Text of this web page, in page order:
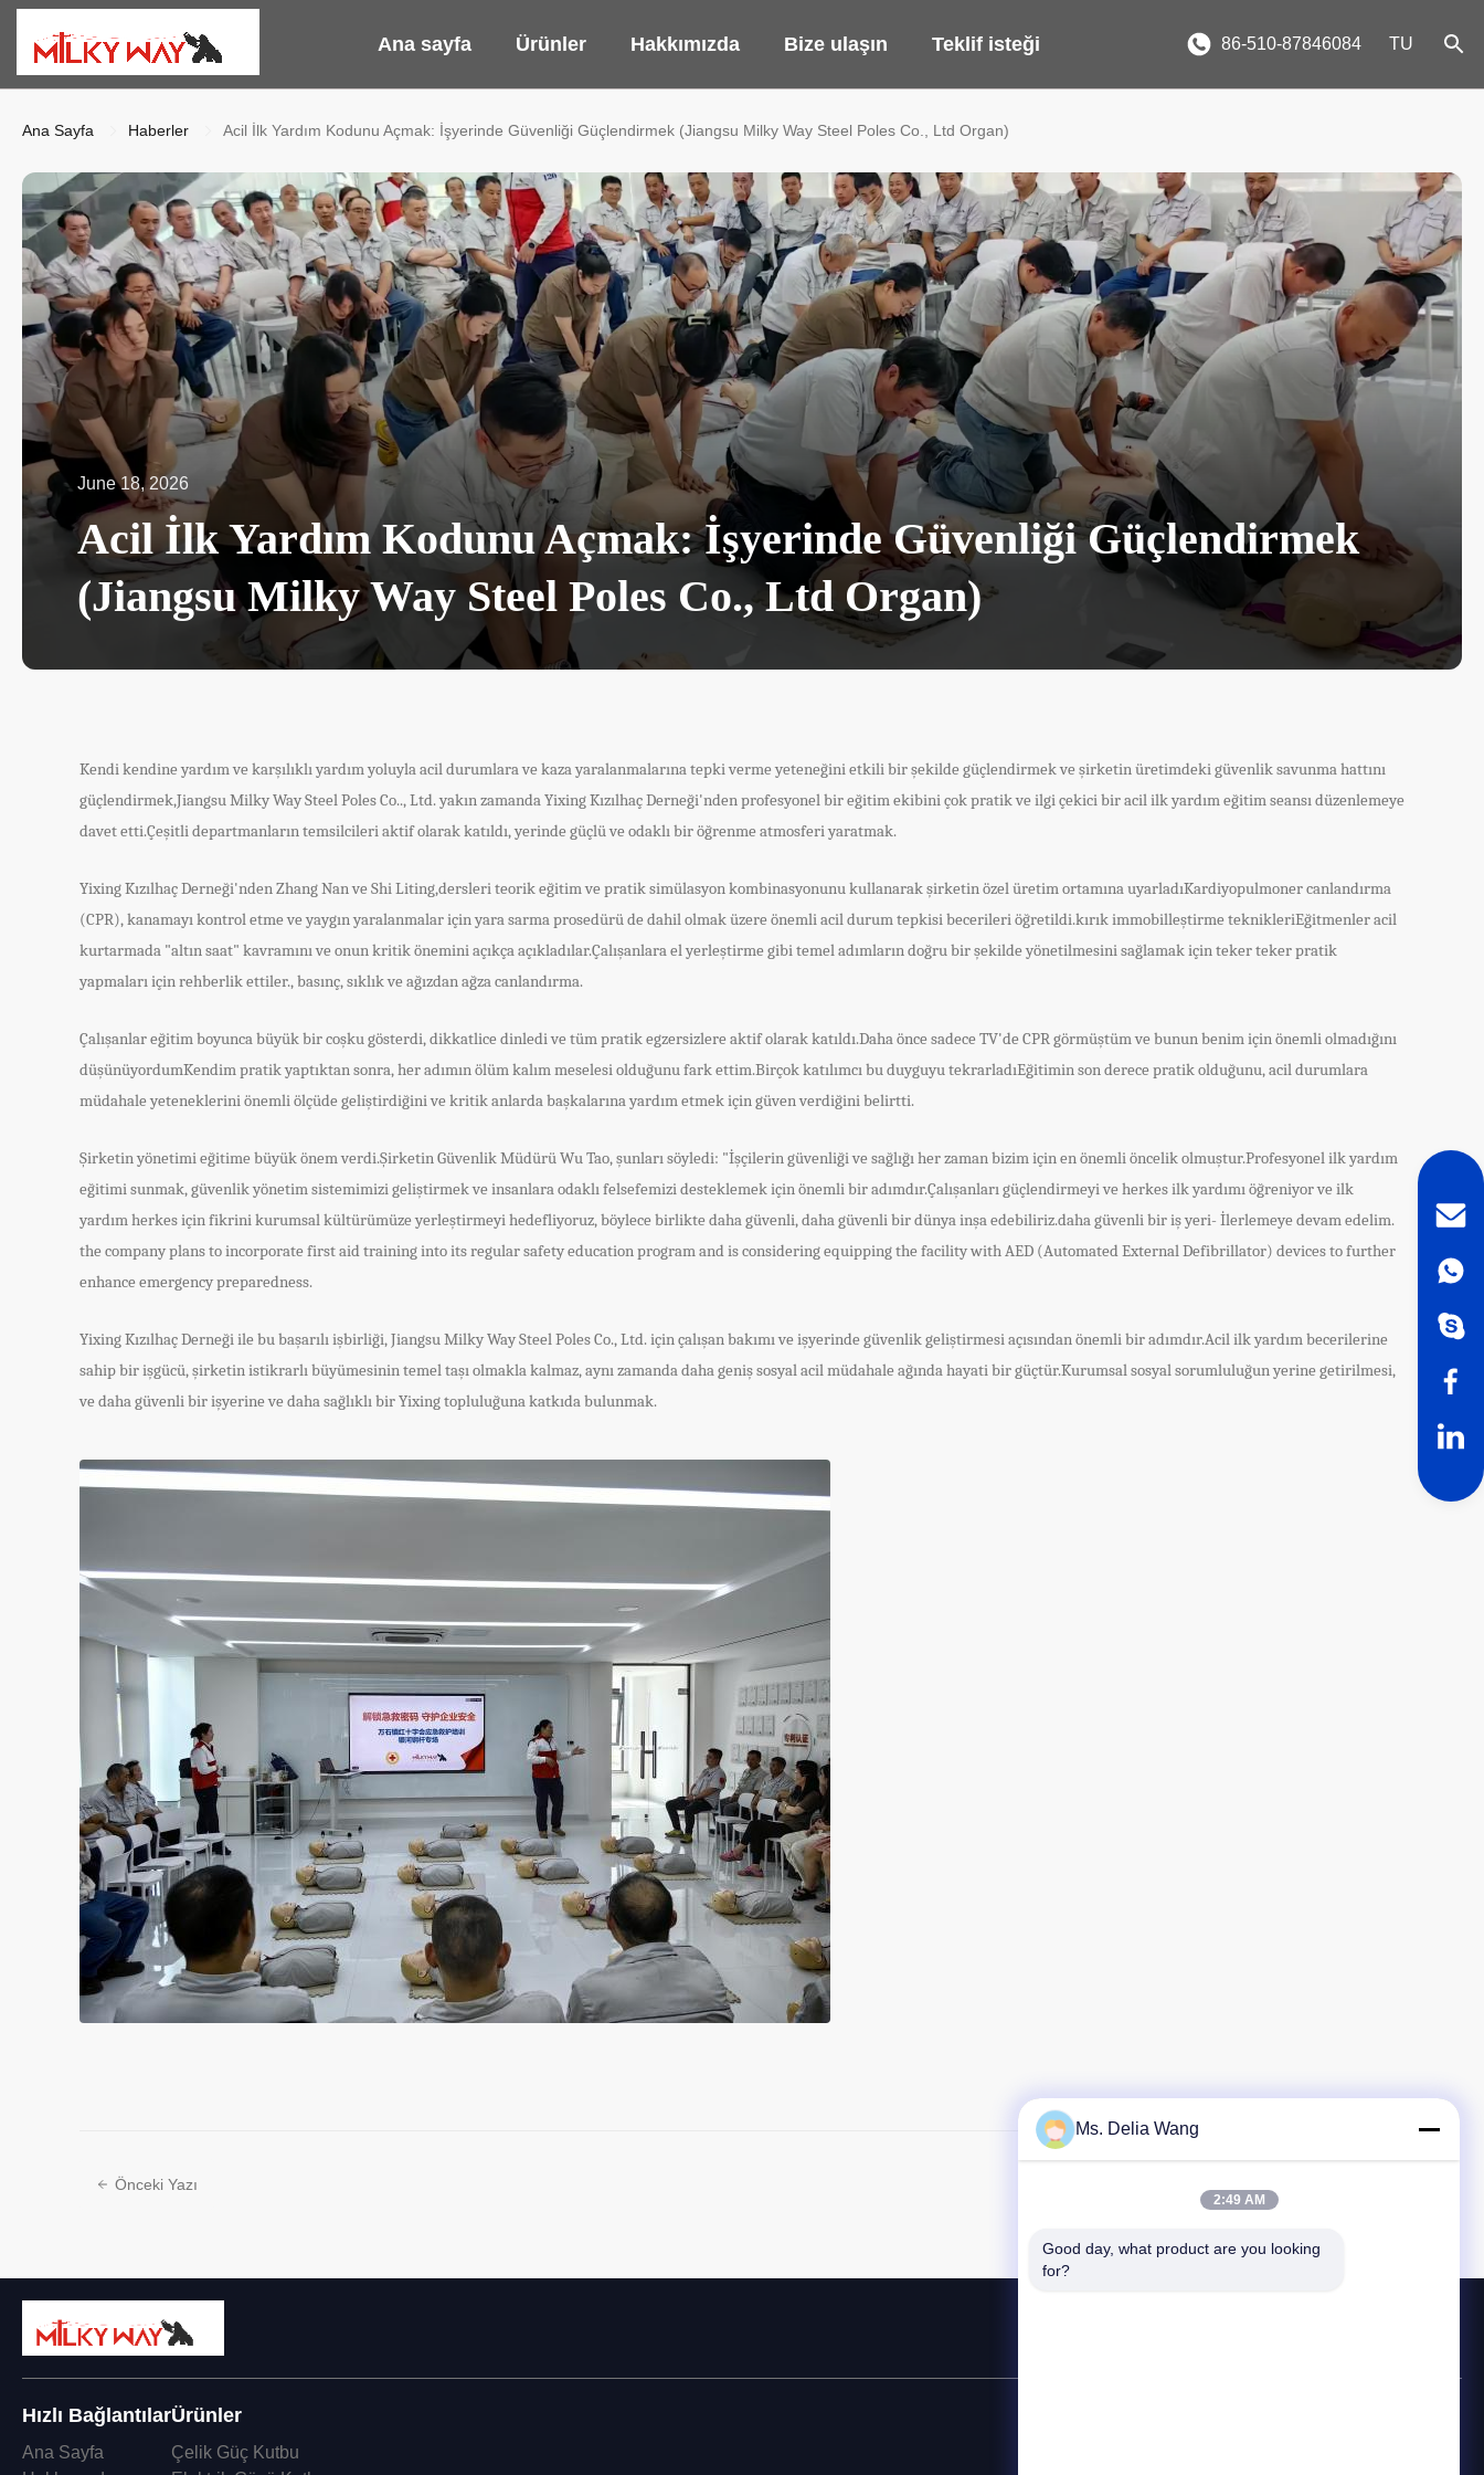
Ana sayfa Ürünler Hakkımızda Bize ulaşın Teklif isteği 86-510-87846084 TU
Ana Sayfa Haberler Acil İlk Yardım Kodunu Açmak: İşyerinde Güvenliği Güçlendirmek (Jiangsu Milky Way Steel Poles Co., Ltd Organ)
June 18, 2026
Acil İlk Yardım Kodunu Açmak: İşyerinde Güvenliği Güçlendirmek
(Jiangsu Milky Way Steel Poles Co., Ltd Organ)
Kendi kendine yardım ve karşılıklı yardım yoluyla acil durumlara ve kaza yaralanmalarına tepki verme yeteneğini etkili bir şekilde güçlendirmek ve şirketin üretimdeki güvenlik savunma hattını
güçlendirmek,Jiangsu Milky Way Steel Poles Co.., Ltd. yakın zamanda Yixing Kızılhaç Derneği'nden profesyonel bir eğitim ekibini çok pratik ve ilgi çekici bir acil ilk yardım eğitim seansı düzenlemeye
davet etti.Çeşitli departmanların temsilcileri aktif olarak katıldı, yerinde güçlü ve odaklı bir öğrenme atmosferi yaratmak.
Yixing Kızılhaç Derneği'nden Zhang Nan ve Shi Liting,dersleri teorik eğitim ve pratik simülasyon kombinasyonunu kullanarak şirketin özel üretim ortamına uyarladıKardiyopulmoner canlandırma
(CPR), kanamayı kontrol etme ve yaygın yaralanmalar için yara sarma prosedürü de dahil olmak üzere önemli acil durum tepkisi becerileri öğretildi.kırık immobilleştirme teknikleriEğitmenler acil
kurtarmada "altın saat" kavramını ve onun kritik önemini açıkça açıkladılar.Çalışanlara el yerleştirme gibi temel adımların doğru bir şekilde yönetilmesini sağlamak için teker teker pratik
yapmaları için rehberlik ettiler., basınç, sıklık ve ağızdan ağza canlandırma.
Çalışanlar eğitim boyunca büyük bir coşku gösterdi, dikkatlice dinledi ve tüm pratik egzersizlere aktif olarak katıldı.Daha önce sadece TV'de CPR görmüştüm ve bunun benim için önemli olmadığını
düşünüyordumKendim pratik yaptıktan sonra, her adımın ölüm kalım meselesi olduğunu fark ettim.Birçok katılımcı bu duyguyu tekrarladıEğitimin son derece pratik olduğunu, acil durumlara
müdahale yeteneklerini önemli ölçüde geliştirdiğini ve kritik anlarda başkalarına yardım etmek için güven verdiğini belirtti.
Şirketin yönetimi eğitime büyük önem verdi.Şirketin Güvenlik Müdürü Wu Tao, şunları söyledi: "İşçilerin güvenliği ve sağlığı her zaman bizim için en önemli öncelik olmuştur.Profesyonel ilk yardım
eğitimi sunmak, güvenlik yönetim sistemimizi geliştirmek ve insanlara odaklı felsefemizi desteklemek için önemli bir adımdır.Çalışanları güçlendirmeyi ve herkes ilk yardımı öğreniyor ve ilk
yardım herkes için fikrini kurumsal kültürümüze yerleştirmeyi hedefliyoruz, böylece birlikte daha güvenli, daha güvenli bir dünya inşa edebiliriz.daha güvenli bir iş yeri- İlerlemeye devam edelim.
the company plans to incorporate first aid training into its regular safety education program and is considering equipping the facility with AED (Automated External Defibrillator) devices to further
enhance emergency preparedness.
Yixing Kızılhaç Derneği ile bu başarılı işbirliği, Jiangsu Milky Way Steel Poles Co., Ltd. için çalışan bakımı ve işyerinde güvenlik geliştirmesi açısından önemli bir adımdır.Acil ilk yardım becerilerine
sahip bir işgücü, şirketin istikrarlı büyümesinin temel taşı olmakla kalmaz, aynı zamanda daha geniş sosyal acil müdahale ağında hayati bir güçtür.Kurumsal sosyal sorumluluğun yerine getirilmesi,
ve daha güvenli bir işyerine ve daha sağlıklı bir Yixing topluluğuna katkıda bulunmak.
Önceki Yazı
Hızlı Bağlantılar
Ana Sayfa
Ürünler
Çelik Güç Kutbu
Ms. Delia Wang
2:49 AM
Good day, what product are you looking
for?